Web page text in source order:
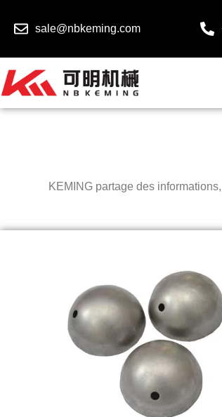
sale@nbkeming.com
KEMING partage des